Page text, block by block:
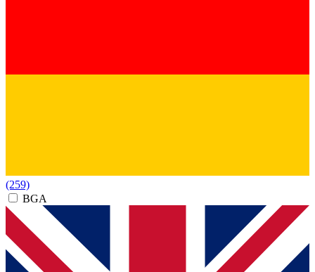
(259)
BGA